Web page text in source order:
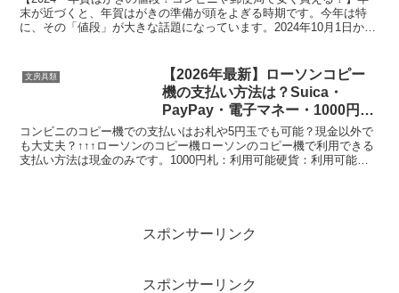
末が近づくと、年賀はがきの準備が頭をよぎる時期です。今年は特
に、その「値段」が大きな話題になっています。2024年10月1日か
文房具類
【2026年最新】ローソンコピー
機の支払い方法は？Suica・
PayPay・電子マネー・1000円札
も解説
コンビニのコピー機での支払いはお札や5円玉でも可能？現金以外で
も大丈夫？↑↑↑ローソンのコピー機ローソンのコピー機で利用できる
支払い方法は現金のみです。1000円札：利用可能硬貨：利用可能
スポンサーリンク
スポンサーリンク